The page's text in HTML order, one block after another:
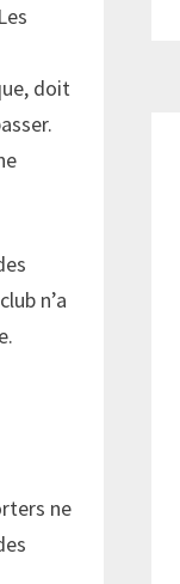
doit
n’a
ne